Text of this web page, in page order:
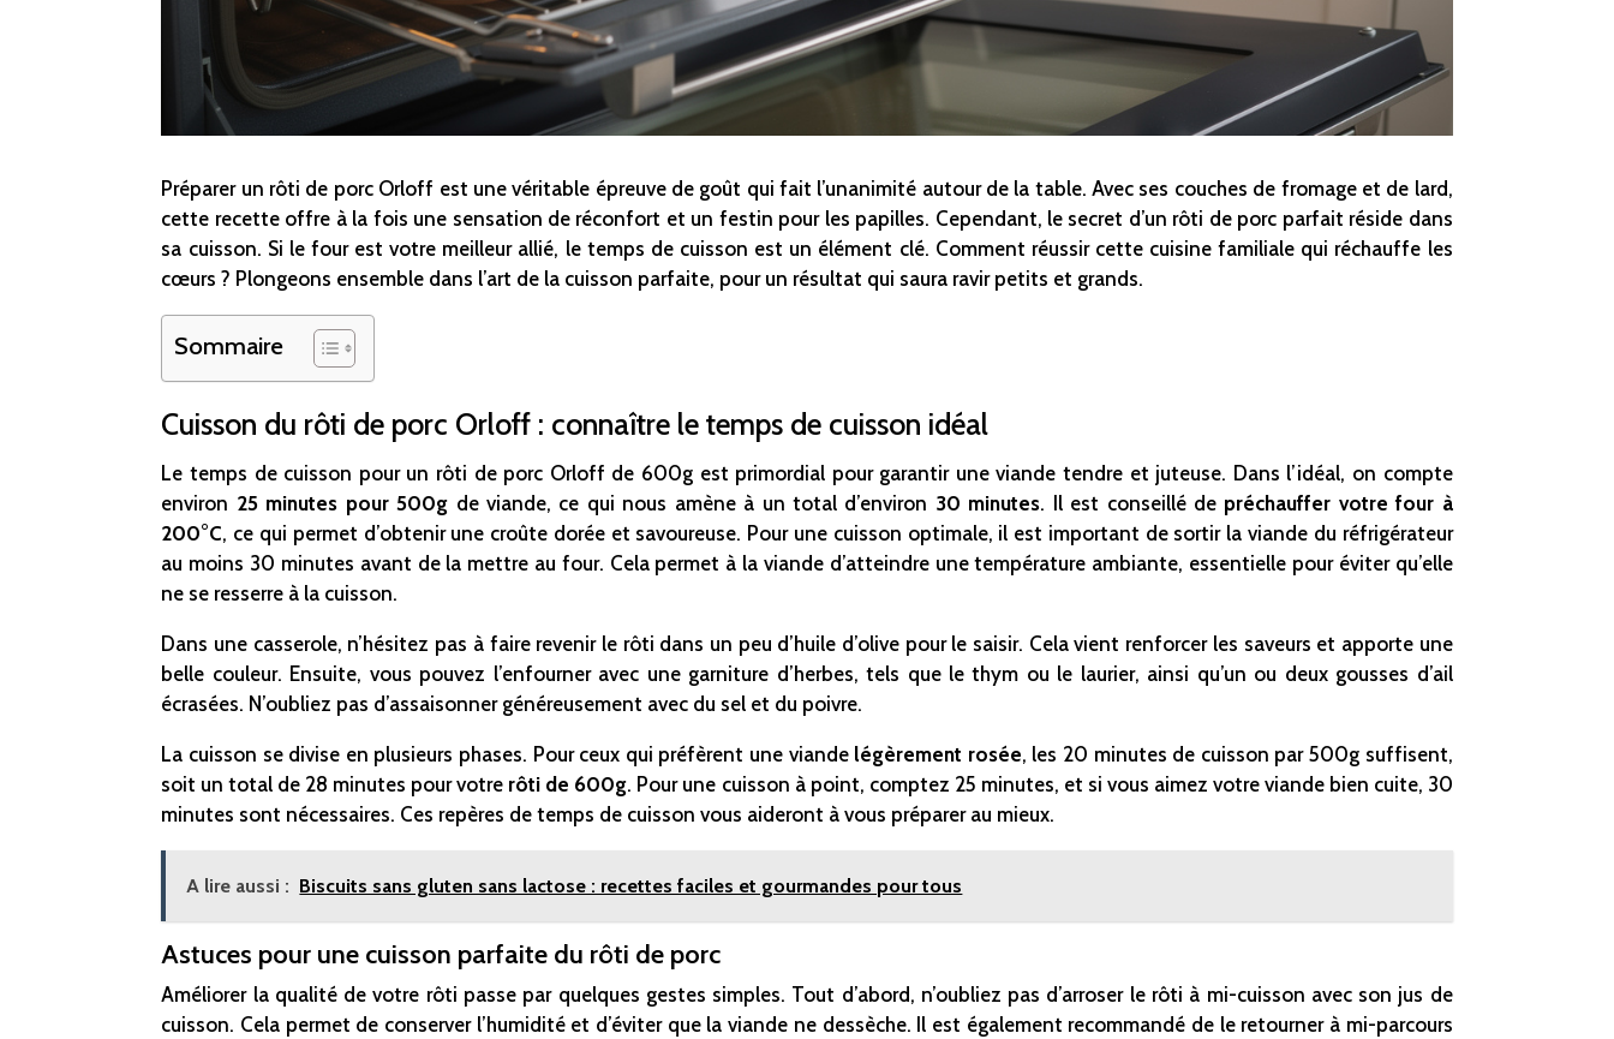
Préparer un rôti de porc Orloff est une véritable épreuve de goût qui fait l’unanimité autour de la table. Avec ses couches de fromage et de lard,
cette recette offre à la fois une sensation de réconfort et un festin pour les papilles. Cependant, le secret d’un rôti de porc parfait réside dans
sa cuisson. Si le four est votre meilleur allié, le temps de cuisson est un élément clé. Comment réussir cette cuisine familiale qui réchauffe les
cœurs ? Plongeons ensemble dans l’art de la cuisson parfaite, pour un résultat qui saura ravir petits et grands.
Sommaire
Cuisson du rôti de porc Orloff : connaître le temps de cuisson idéal
Le temps de cuisson pour un rôti de porc Orloff de 600g est primordial pour garantir une viande tendre et juteuse. Dans l’idéal, on compte
environ 25 minutes pour 500g de viande, ce qui nous amène à un total d’environ 30 minutes. Il est conseillé de préchauffer votre four à
200°C, ce qui permet d’obtenir une croûte dorée et savoureuse. Pour une cuisson optimale, il est important de sortir la viande du réfrigérateur
au moins 30 minutes avant de la mettre au four. Cela permet à la viande d’atteindre une température ambiante, essentielle pour éviter qu’elle
ne se resserre à la cuisson.
Dans une casserole, n’hésitez pas à faire revenir le rôti dans un peu d’huile d’olive pour le saisir. Cela vient renforcer les saveurs et apporte une
belle couleur. Ensuite, vous pouvez l’enfourner avec une garniture d’herbes, tels que le thym ou le laurier, ainsi qu’un ou deux gousses d’ail
écrasées. N’oubliez pas d’assaisonner généreusement avec du sel et du poivre.
La cuisson se divise en plusieurs phases. Pour ceux qui préfèrent une viande légèrement rosée, les 20 minutes de cuisson par 500g suffisent,
soit un total de 28 minutes pour votre rôti de 600g. Pour une cuisson à point, comptez 25 minutes, et si vous aimez votre viande bien cuite, 30
minutes sont nécessaires. Ces repères de temps de cuisson vous aideront à vous préparer au mieux.
A lire aussi : Biscuits sans gluten sans lactose : recettes faciles et gourmandes pour tous
Astuces pour une cuisson parfaite du rôti de porc
Améliorer la qualité de votre rôti passe par quelques gestes simples. Tout d’abord, n’oubliez pas d’arroser le rôti à mi-cuisson avec son jus de
cuisson. Cela permet de conserver l’humidité et d’éviter que la viande ne dessèche. Il est également recommandé de le retourner à mi-parcours